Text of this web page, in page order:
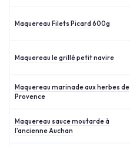
Maquereau Filets Picard 600g
Maquereau le grillé petit navire
Maquereau marinade aux herbes de
Provence
Maquereau sauce moutarde à
l'ancienne Auchan